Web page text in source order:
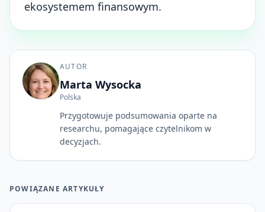
ekosystemem finansowym.
AUTOR
Marta Wysocka
Polska
Przygotowuje podsumowania oparte na
researchu, pomagające czytelnikom w
decyzjach.
POWIĄZANE ARTYKUŁY